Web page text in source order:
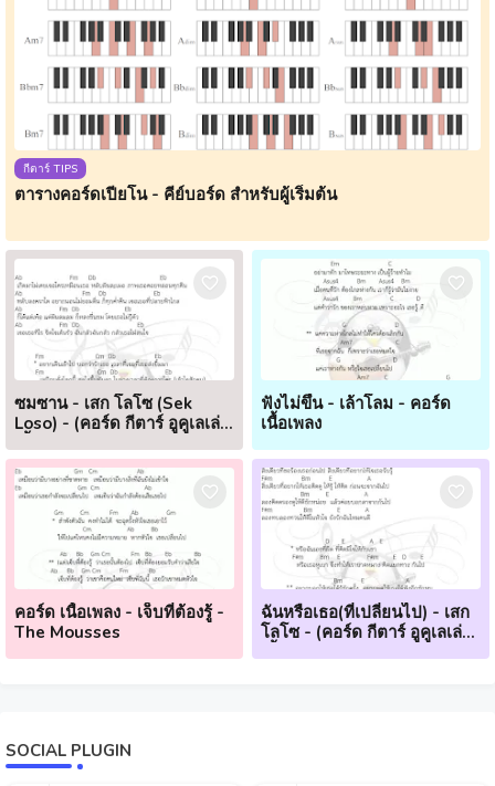
กีตาร์ TIPS
ตารางคอร์ดเปียโน - คีย์บอร์ด สำหรับผู้เริ่มต้น
ซมซาน - เสก โลโซ (Sek
Loso) - (คอร์ด กีตาร์ อูคูเลเล่
ฟังไม่ขึ้น - เล้าโลม - คอร์ด
เนื้อเพลง
คอร์ด เนื้อเพลง - เจ็บที่ต้องรู้ -
The Mousses
ฉันหรือเธอ(ที่เปลี่ยนไป) - เสก
โลโซ - (คอร์ด กีตาร์ อูคูเลเล่
SOCIAL PLUGIN